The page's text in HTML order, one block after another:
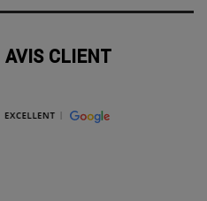
AVIS CLIENT